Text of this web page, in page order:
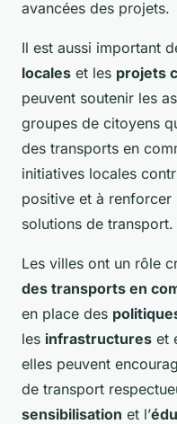
avancées des projets.
Il est aussi important
locales et les projets
peuvent soutenir les
groupes de citoyens
des transports en
initiatives locales
positive et à renforcer
solutions de transport.
Les villes ont un rôle
des transports en
en place des
les infrastructures et
elles peuvent
de transport
sensibilisation et l’